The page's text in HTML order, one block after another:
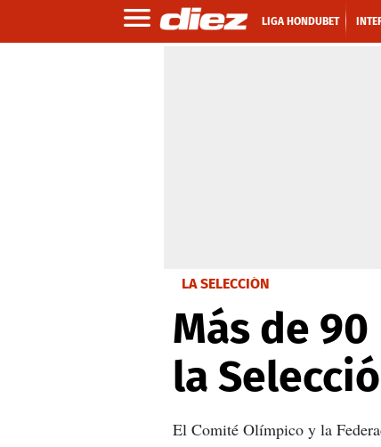
LIGA HONDUBET
LA SELECCIÓN
Más de
la
El Comité Olímpico y la